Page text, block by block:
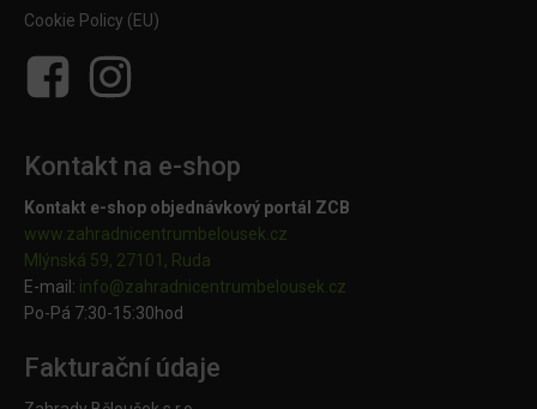
Cookie Policy (EU)
Kontakt na e-shop
Kontakt e-shop objednávkový portál ZCB
www.zahradnicentrumbelousek.cz
Mlýnská 59, 27101, Ruda
E-mail: info@zahradnicentrumbelousek. cz
Po-Pá 7:30-15:30hod
Fakturační údaje